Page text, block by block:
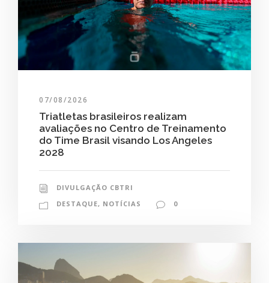
07/08/2026
Triatletas brasileiros realizam
avaliações no Centro de Treinamento
do Time Brasil visando Los Angeles
2028
DIVULGAÇÃO CBTRI
DESTAQUE, NOTÍCIAS 0